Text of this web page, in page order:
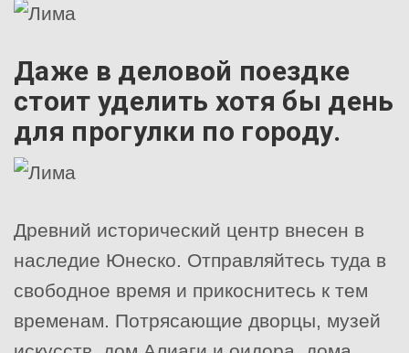
Даже в деловой поездке
стоит уделить хотя бы день
для прогулки по городу.
Древний исторический центр внесен в
наследие Юнеско. Отправляйтесь туда в
свободное время и прикоснитесь к тем
временам. Потрясающие дворцы, музей